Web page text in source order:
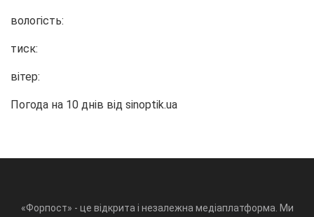
вологість:
тиск:
вітер:
Погода на 10 днів від sinoptik.ua
«Форпост» - це відкрита і незалежна медіаплатформа. Ми